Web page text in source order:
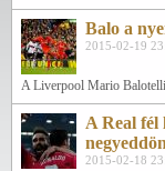
Balo a
2015-02-19
A Liverpool Mario
A Real
2015-02-18